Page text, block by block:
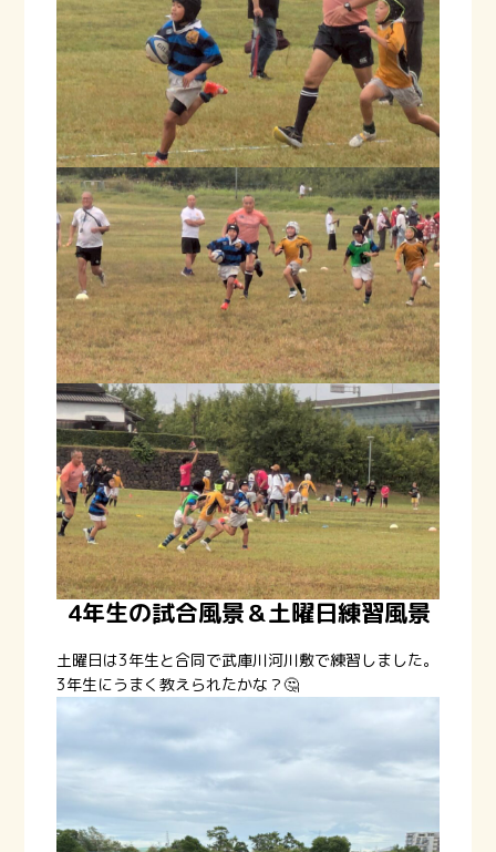
4年生の試合風景＆土曜日練習風景
土曜日は3年生と合同で武庫川河川敷で練習しました。
3年生にうまく教えられたかな？🤔